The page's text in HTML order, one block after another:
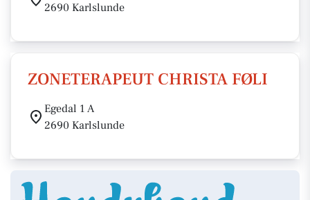
2690 Karlslunde
ZONETERAPEUT CHRISTA FØLI
Egedal 1 A
2690 Karlslunde